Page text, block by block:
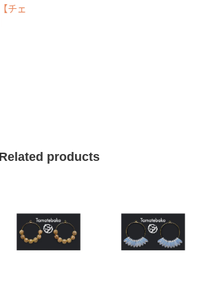
チェ
Related products